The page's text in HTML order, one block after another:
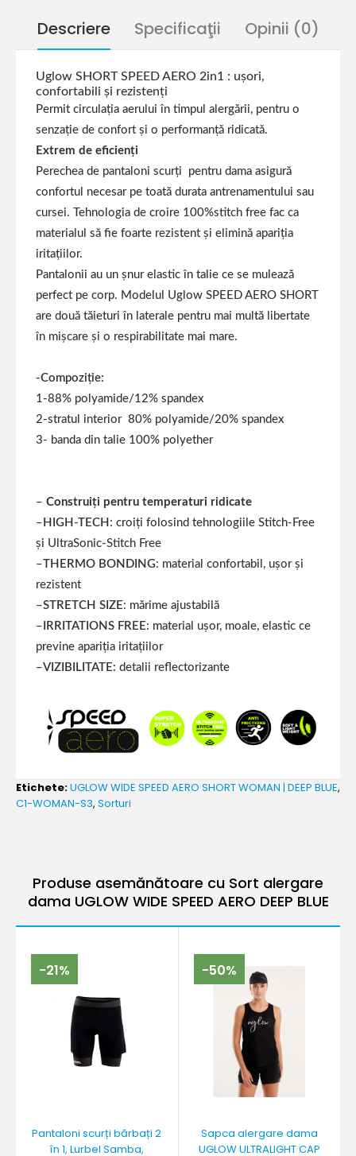
Descriere Specificaţii Opinii (0)
Uglow SHORT SPEED AERO 2in1 : ușori,
confortabili și rezistenți
Permit circulația aerului în timpul alergării, pentru o
senzație de confort și o performanță ridicată.
Extrem de eficienți
Perechea de pantaloni scurți pentru dama asigură
confortul necesar pe toată durata antrenamentului sau
cursei. Tehnologia de croire 100%stitch free fac ca
materialul să fie foarte rezistent și elimină apariția
iritațiilor.
Pantalonii au un șnur elastic în talie ce se mulează
perfect pe corp. Modelul Uglow SPEED AERO SHORT
are două tăieturi în laterale pentru mai multă libertate
în mișcare și o respirabilitate mai mare.
-Compoziție:
1-88% polyamide/12% spandex
2-stratul interior 80% polyamide/20% spandex
3- banda din talie 100% polyether
– Construiți pentru temperaturi ridicate
– HIGH-TECH : croiți folosind tehnologiile Stitch-Free
și UltraSonic-Stitch Free
–THERMO BONDING: material confortabil, ușor și
rezistent
–STRETCH SIZE: mărime ajustabilă
– IRRITATIONS FREE: material ușor, moale, elastic ce
previne apariția iritațiilor
–VIZIBILITATE: detalii reflectorizante
Etichete:UGLOW WIDE SPEED AERO SHORT WOMAN | DEEP BLUE,
C1-WOMAN-S3, Sorturi
Produse asemănătoare cu Sort alergare
dama UGLOW WIDE SPEED AERO DEEP BLUE
-21%
Pantaloni scurți bărbați 2
în 1, Lurbel Samba,
-50%
Sapca alergare dama
UGLOW ULTRALIGHT CAP